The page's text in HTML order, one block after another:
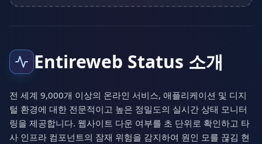
Entireweb Status 소개
전 세계 9,000개 이상의 온라인 서비스, 애플리케이션 및 디지
털 환경에 대한 전문적이고 높은 정밀도의 실시간 상태 모니터
링을 제공합니다. 웹사이트 다운 여부를 초 단위로 확인하고 타
사 인프라 컴포넌트의 잠재 위험을 감지하여 원인 모를 끊김 현